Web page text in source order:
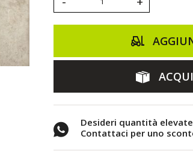
Desideri quantità
Contattaci per uno